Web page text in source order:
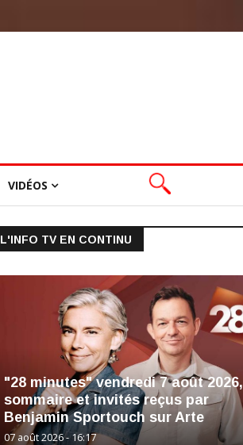
VIDÉOS
L'INFO TV EN CONTINU
"28 minutes" vendredi 7 août 2026,
sommaire et invités reçus par
Benjamin Sportouch sur Arte
07 août 2026 - 16:17